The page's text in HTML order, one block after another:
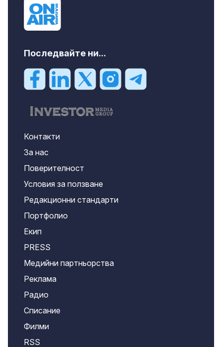
Последвайте ни...
Контакти
За нас
Поверителност
Условия за ползване
Редакционни стандарти
Портфолио
Екип
PRESS
Медийни партньорства
Реклама
Радио
Списание
Филми
RSS